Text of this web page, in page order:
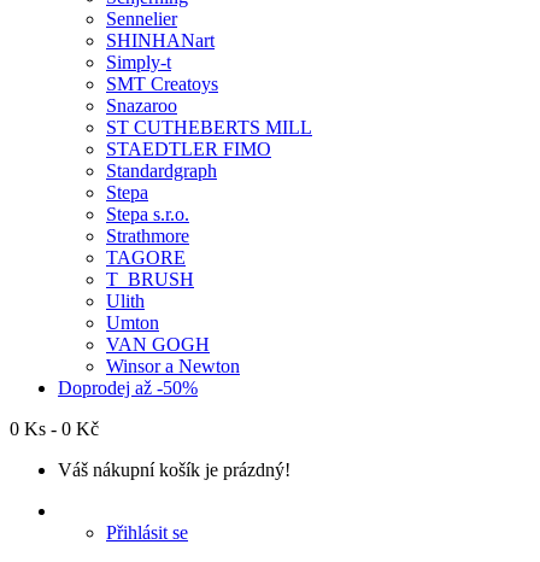
Sennelier
SHINHANart
Simply-t
SMT Creatoys
Snazaroo
ST CUTHEBERTS MILL
STAEDTLER FIMO
Standardgraph
Stepa
Stepa s.r.o.
Strathmore
TAGORE
T_BRUSH
Ulith
Umton
VAN GOGH
Winsor a Newton
Doprodej až -50%
0 Ks - 0 Kč
Váš nákupní košík je prázdný!
Přihlásit se